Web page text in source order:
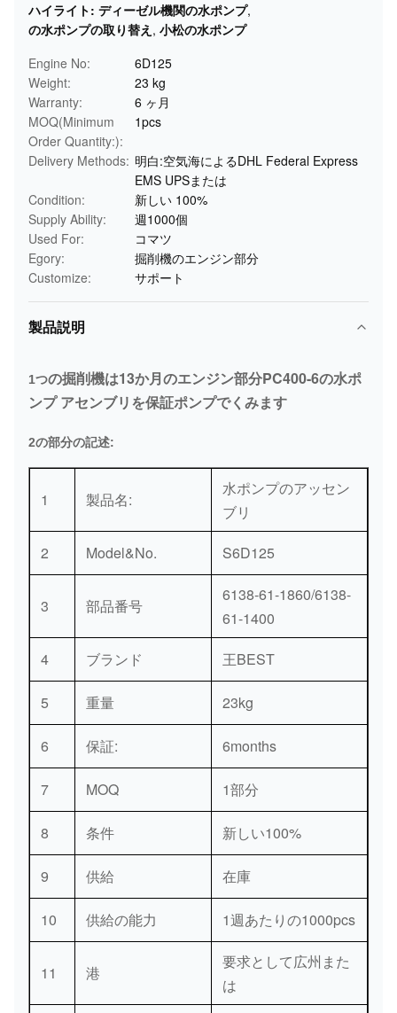
ハイライト: ディーゼル機関の水ポンプ,
の水ポンプの取り替え , 小松の水ポンプ
Engine No:
6D125
Weight:
23 kg
Warranty:
6 ヶ月
MOQ(Minimum
Order Quantity:):
1pcs
Delivery Methods: 明白:空気海によるDHL Federal Express
EMS UPSまたは
Condition:
新しい 100%
Supply Ability:
週1000個
Used For:
コマツ
Egory:
掘削機のエンジン部分
Customize:
サポート
製品説明
1つの掘削機は13か月のエンジン部分PC400-6の水ポ
ンプ アセンブリを保証ポンプでくみます
2の部分の記述:
1 製品名:
水ポンプのアッセン
ブリ
2
Model&No. S6D125
3 部品番号
6138-61-1860/6138-
61-1400
4
ブランド 王BEST
5 重量 23kg
6 保証: 6months
7 MOQ 1部分
8 条件 新しい100%
9 供給 在庫
10 供給の能力 1週あたりの1000pcs
11 港
要求として広州また
は